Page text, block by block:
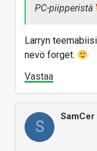
PC-piipperistä
Larryn
nevö forget.
Vastaa
S
SamCer